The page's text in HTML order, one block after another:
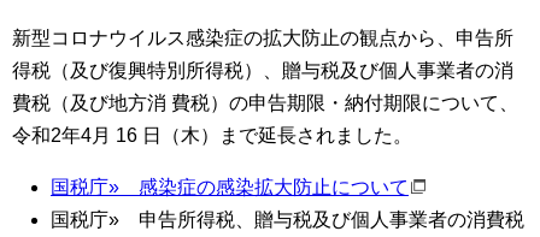
新型コロナウイルス感染症の拡大防止の観点から、申告所
得税（及び復興特別所得税）、贈与税及び個人事業者の消
費税（及び地方消 費税）の申告期限・納付期限について、
令和2年4月 16 日（木）まで延長されました。
国税庁» 感染症の感染拡大防止について
国税庁» 申告所得税、贈与税及び個人事業者の消費税